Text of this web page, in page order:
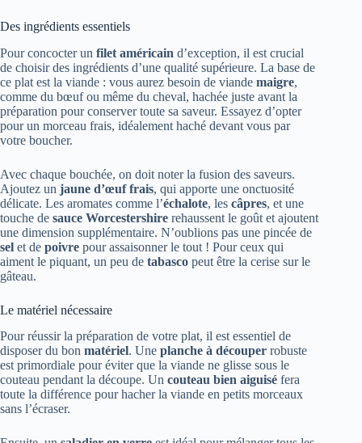
Des ingrédients essentiels
Pour concocter un filet américain d’exception, il est crucial
de choisir des ingrédients d’une qualité supérieure. La base de
ce plat est la viande : vous aurez besoin de viande maigre,
comme du bœuf ou même du cheval, hachée juste avant la
préparation pour conserver toute sa saveur. Essayez d’opter
pour un morceau frais, idéalement haché devant vous par
votre boucher.
Avec chaque bouchée, on doit noter la fusion des saveurs.
Ajoutez un jaune d’œuf frais, qui apporte une onctuosité
délicate. Les aromates comme l’échalote, les câpres, et une
touche de sauce Worcestershire rehaussent le goût et ajoutent
une dimension supplémentaire. N’oublions pas une pincée de
sel et de poivre pour assaisonner le tout ! Pour ceux qui
aiment le piquant, un peu de tabasco peut être la cerise sur le
gâteau.
Le matériel nécessaire
Pour réussir la préparation de votre plat, il est essentiel de
disposer du bon matériel. Une planche à découper robuste
est primordiale pour éviter que la viande ne glisse sous le
couteau pendant la découpe. Un couteau bien aiguisé fera
toute la différence pour hacher la viande en petits morceaux
sans l’écraser.